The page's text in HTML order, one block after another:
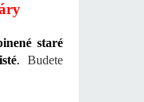
staré
. Budete